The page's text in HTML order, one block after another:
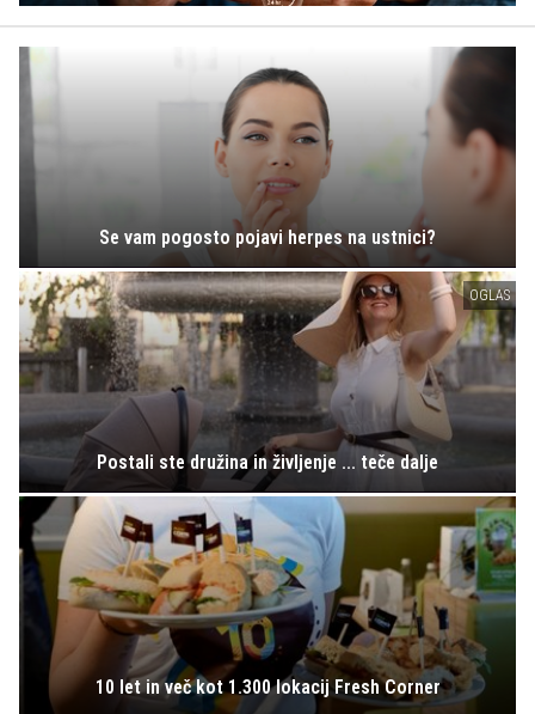
Se vam pogosto pojavi herpes na ustnici?
OGLAS
Postali ste družina in življenje ... teče dalje
10 let in več kot 1.300 lokacij Fresh Corner